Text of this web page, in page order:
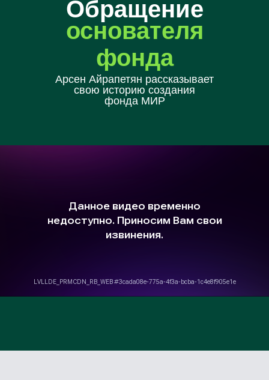
Обращение
основателя
фонда
Арсен Айрапетян рассказывает
свою историю создания
фонда МИР